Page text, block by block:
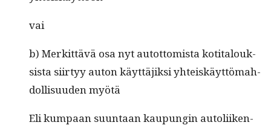
vai
b) Merkit­tävä osa nyt autot­tomista koti­talouk­
sista siir­tyy auton käyt­täjik­si yhteiskäyt­tömah­
dol­lisu­u­den myötä
Eli kumpaan suun­taan kaupun­gin autoli­iken­